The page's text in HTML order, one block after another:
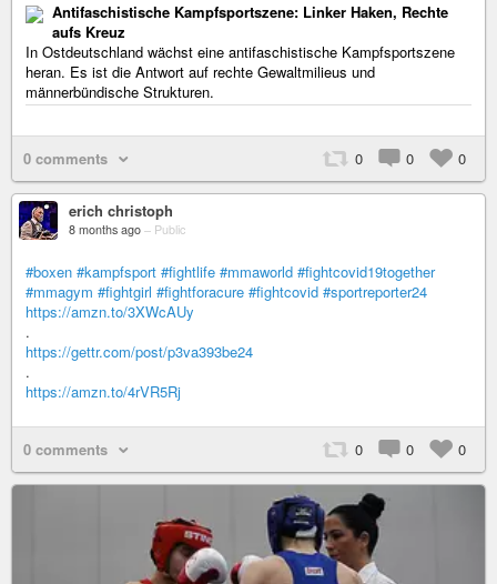
Antifaschistische Kampfsportszene: Linker Haken, Rechte
aufs Kreuz
In Ostdeutschland wächst eine antifaschistische Kampfsportszene
heran. Es ist die Antwort auf rechte Gewaltmilieus und
männerbündische Strukturen.
0 comments 0 0 0
erich christoph
8 months ago – Public
#boxen #kampfsport #fightlife #mmaworld #fightcovid19together
#mmagym #fightgirl #fightforacure #fightcovid #sportreporter24
https://amzn.to/3XWcAUy
.
https://gettr.com/post/p3va393be24
.
https://amzn.to/4rVR5Rj
0 comments 0 0 0